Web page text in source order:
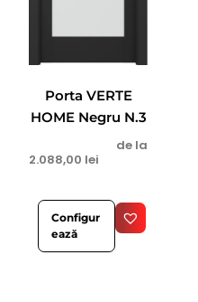
Porta VERTE
HOME Negru N.3
de la
2.088,00 lei
Configur
ează